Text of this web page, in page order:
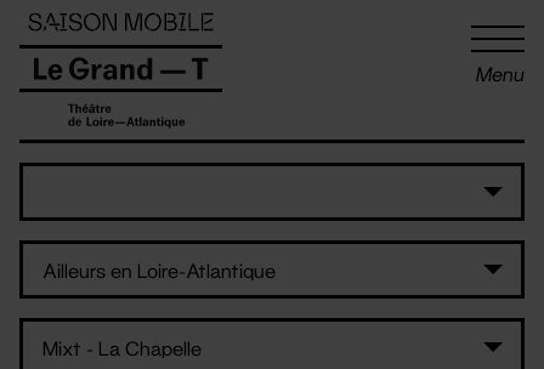
Menu
Panneau de gestion des cookies